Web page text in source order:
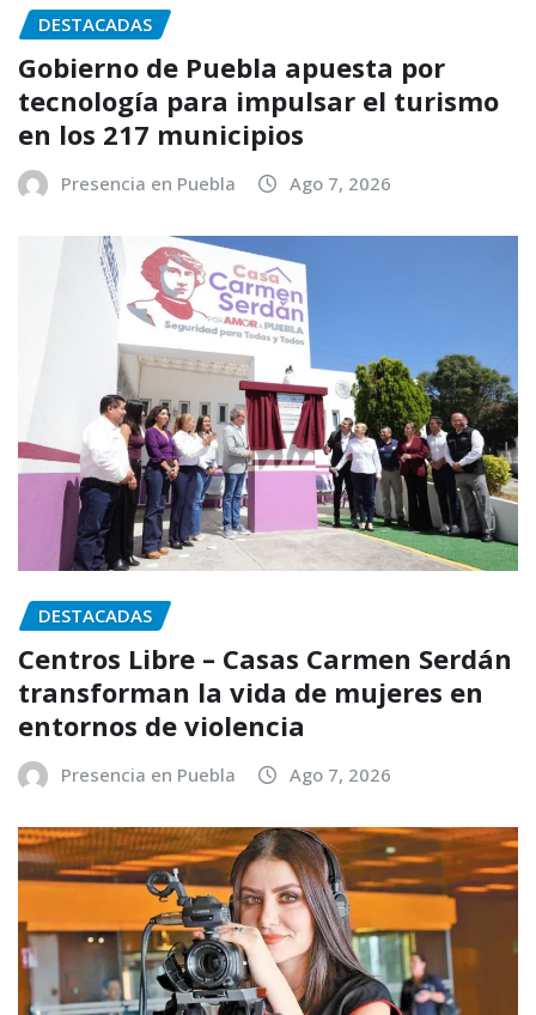
DESTACADAS
Gobierno de Puebla apuesta por
tecnología para impulsar el turismo
en los 217 municipios
Presencia en Puebla Ago 7, 2026
DESTACADAS
Centros Libre – Casas Carmen Serdán
transforman la vida de mujeres en
entornos de violencia
Presencia en Puebla Ago 7, 2026